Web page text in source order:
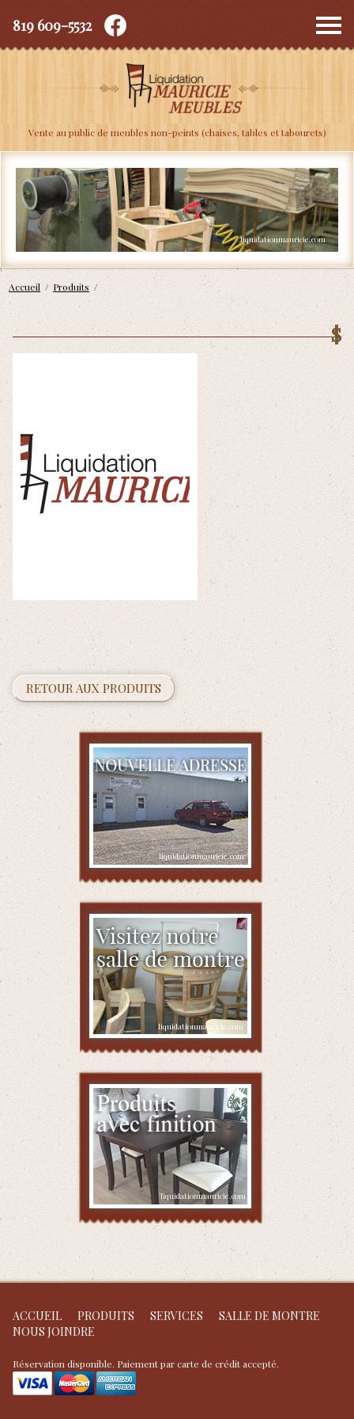
819 609-5532
Vente au public de meubles non-peints (chaises, tables et tabourets)
Accueil / Produits /
$
RETOUR AUX PRODUITS
ACCUEIL PRODUITS SERVICES
SALLE DE MONTRE
NOUS JOINDRE
Réservation disponible. Paiement par carte de crédit accepté.